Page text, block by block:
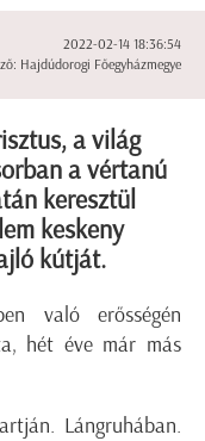
2022-02-14 18:36:54
Hajdúdorogi Főegyházmegye
a világ
a vértanú
keresztül
keskeny
kútját.
való erősségén
hét éve már más
Lángruhában.